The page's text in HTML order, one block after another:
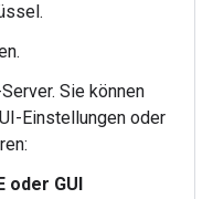
Sie können
Einstellungen oder
oder GUI